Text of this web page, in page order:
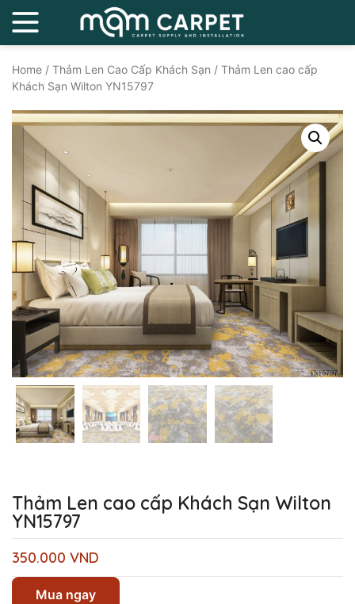
Home / Thảm Len Cao Cấp Khách Sạn / Thảm Len cao cấp
Khách Sạn Wilton YN15797
Thảm Len cao cấp Khách Sạn Wilton
YN15797
350.000 VND
Mua ngay